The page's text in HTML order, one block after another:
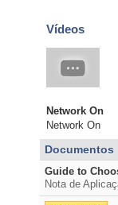
Vídeos
Network On
Network On
Documentos
Guide to
Nota de